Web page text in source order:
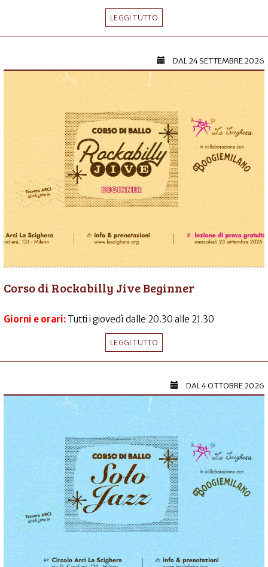
LEGGI TUTTO
DAL24 SETTEMBRE 2026
Corso di Rockabilly Jive Beginner
Giorni e orari: Tutti i giovedì dalle 20.30 alle 21.30
LEGGI TUTTO
DAL4 OTTOBRE 2026